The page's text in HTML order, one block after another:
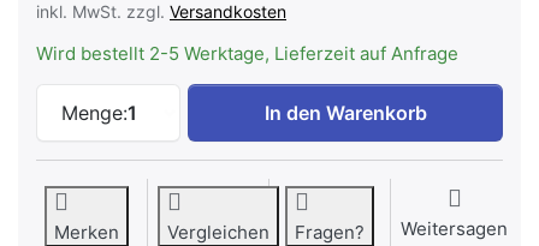
inkl. MwSt. zzgl. Versandkosten
Wird bestellt 2-5 Werktage, Lieferzeit auf Anfrage
Menge:1
Smeg FAB28RDEG6 Kühlschrank 50's
In den Warenkorb
Merken Vergleichen Fragen? Weitersagen